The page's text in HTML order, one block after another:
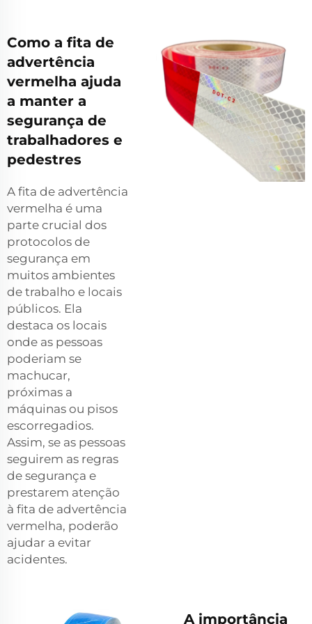
Como a fita de
advertência
vermelha ajuda
a manter a
segurança de
trabalhadores e
pedestres
A fita de advertência
vermelha é uma
parte crucial dos
protocolos de
segurança em
muitos ambientes
de trabalho e locais
públicos. Ela
destaca os locais
onde as pessoas
poderiam se
machucar,
próximas a
máquinas ou pisos
escorregadios.
Assim, se as pessoas
seguirem as regras
de segurança e
prestarem atenção
à fita de advertência
vermelha, poderão
ajudar a evitar
acidentes.
A importância